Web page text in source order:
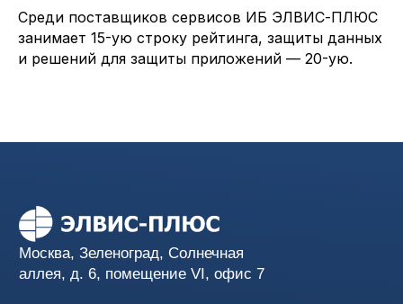
Среди поставщиков сервисов ИБ ЭЛВИС-ПЛЮС
занимает 15-ую строку рейтинга, защиты данных
и решений для защиты приложений — 20-ую.
Опыт проектов
Регалии
Правовая информация
Вакансии
Новости
Семейство продуктов
ЗАСТАВА
Базовый доверенный
модуль
Услуги
Соответствие
требованиям
Аудит ИБ
Сетевая безопасность
Защита ГИС
Защита от вредоносного
кода